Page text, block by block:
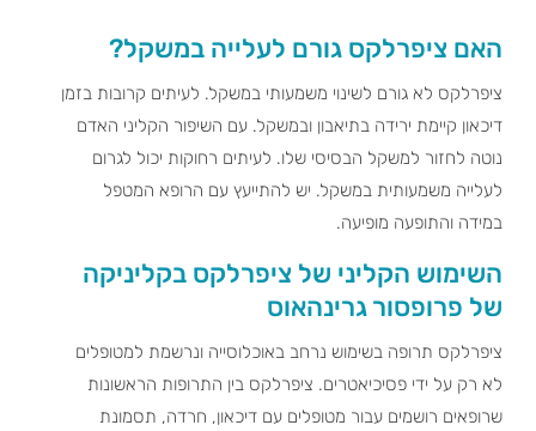
האם ציפרלקס גורם לעלייה במשקל?
ציפרלקס לא גורם לשינוי משמעותי במשקל. לעיתים קרובות בזמן
דיכאון קיימת ירידה בתיאבון ובמשקל. עם השיפור הקליני האדם
נוטה לחזור למשקל הבסיסי שלו. לעיתים רחוקות יכול לגרום
לעלייה משמעותית במשקל. יש להתייעץ עם הרופא המטפל
במידה והתופעה מופיעה.
השימוש הקליני של ציפרלקס בקליניקה
של פרופסור גרינהאוס
ציפרלקס תרופה בשימוש נרחב באוכלוסייה ונרשמת למטופלים
לא רק על ידי פסיכיאטרים. ציפרלקס בין התרופות הראשונות
שרופאים רושמים עבור מטופלים עם דיכאון, חרדה, תסמונת